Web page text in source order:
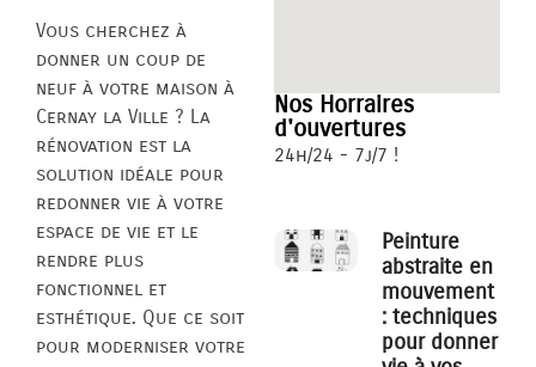
Vous cherchez à
donner un coup de
neuf à votre maison à
Cernay la Ville ? La
rénovation est la
solution idéale pour
redonner vie à votre
espace de vie et le
rendre plus
fonctionnel et
esthétique. Que ce soit
pour moderniser votre
Nos Horraires
d'ouvertures
24h/24 - 7j/7 !
Peinture
abstraite en
mouvement
: techniques
pour donner